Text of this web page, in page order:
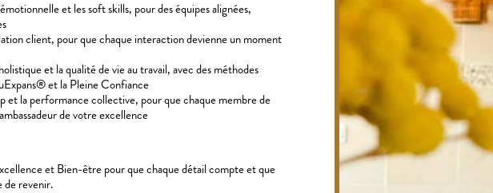
et les soft skills, pour des équipes alignées,
client, pour que chaque interaction devienne un moment
et la qualité de vie au travail, avec des méthodes
et la Pleine Confiance
et la performance collective, pour que chaque membre de
de votre excellence
et Bien-être pour que chaque détail compte et que
de revenir.